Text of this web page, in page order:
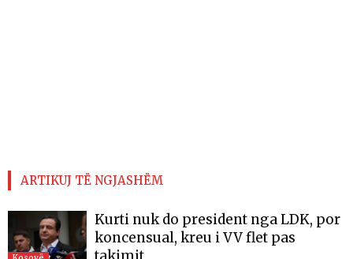
ARTIKUJ TË NGJASHËM
Kurti nuk do president nga LDK, por
koncensual, kreu i VV flet pas